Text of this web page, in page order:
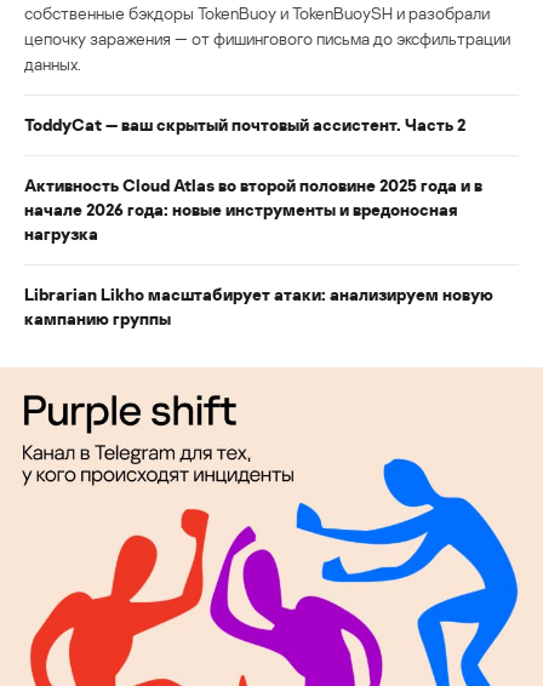
собственные бэкдоры TokenBuoy и TokenBuoySH и разобрали
цепочку заражения — от фишингового письма до эксфильтрации
данных.
ToddyCat — ваш скрытый почтовый ассистент. Часть 2
Активность Cloud Atlas во второй половине 2025 года и в
начале 2026 года: новые инструменты и вредоносная
нагрузка
Librarian Likho масштабирует атаки: анализируем новую
кампанию группы